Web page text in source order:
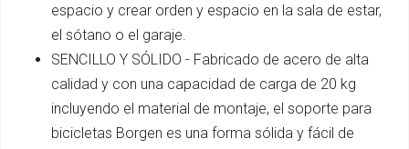
espacio y crear orden y espacio en la sala de estar,
el sótano o el garaje.
SENCILLO Y SÓLIDO - Fabricado de acero de alta
calidad y con una capacidad de carga de 20 kg
incluyendo el material de montaje, el soporte para
bicicletas Borgen es una forma sólida y fácil de